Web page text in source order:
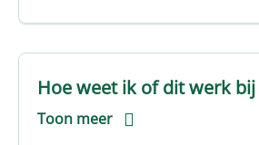
Hoe weet ik of dit werk
Toon meer